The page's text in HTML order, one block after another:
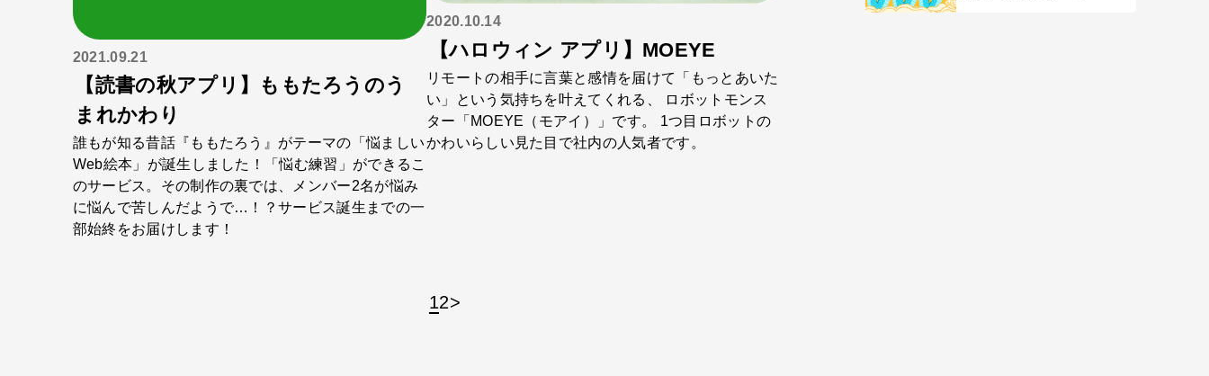
2021.09.21
【読書の秋アプリ】ももたろうのう
まれかわり
誰もが知る昔話『ももたろう』がテーマの「悩ましい
Web絵本」が誕生しました！「悩む練習」ができるこ
のサービス。その制作の裏では、メンバー2名が悩み
に悩んで苦しんだようで…！？サービス誕生までの一
部始終をお届けします！
2020.10.14
【ハロウィン アプリ】MOEYE
リモートの相手に言葉と感情を届けて「もっとあいた
い」という気持ちを叶えてくれる、 ロボットモンス
ター「MOEYE（モアイ）」です。 1つ目ロボットの
かわいらしい見た目で社内の人気者です。
12>